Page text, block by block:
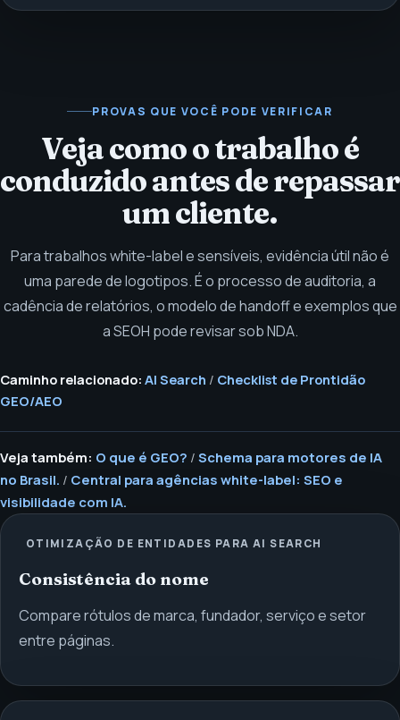
PROVAS QUE VOCÊ PODE VERIFICAR
Veja como o trabalho é
conduzido antes de repassar
um cliente.
Para trabalhos white-label e sensíveis, evidência útil não é
uma parede de logotipos. É o processo de auditoria, a
cadência de relatórios, o modelo de handoff e exemplos que
a SEOH pode revisar sob NDA.
Caminho relacionado: AI Search / Checklist de Prontidão
GEO/AEO
Veja também: O que é GEO? / Schema para motores de IA
no Brasil. / Central para agências white-label: SEO e
visibilidade com IA.
OTIMIZAÇÃO DE ENTIDADES PARA AI SEARCH
Consistência do nome
Compare rótulos de marca, fundador, serviço e setor
entre páginas.